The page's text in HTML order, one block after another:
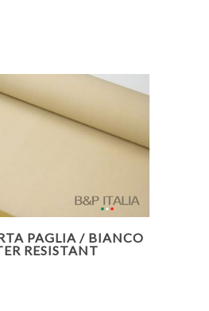
PAGLIA / BIANCO
RESISTANT